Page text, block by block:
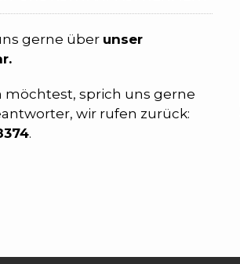
gerne über unser
möchtest, sprich uns gerne
wir rufen zurück:
.